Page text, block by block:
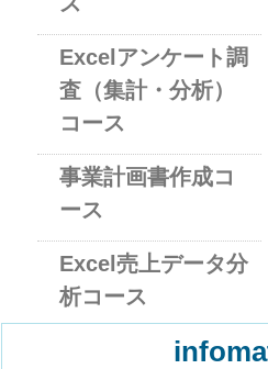
Excelアンケート調
査（集計・分析）
コース
事業計画書作成コ
ース
Excel売上データ分
析コース